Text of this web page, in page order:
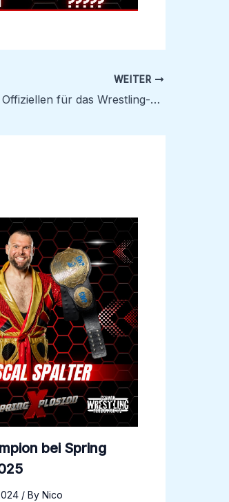
WEITER
Die Offiziellen für das Wrestling-Spektakel in Schwabach!
bei Spring
/ By Nico